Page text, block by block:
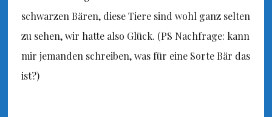
schwarzen Bären, diese Tiere sind wohl ganz selten
zu sehen, wir hatte also Glück. (PS Nachfrage: kann
mir jemanden schreiben, was für eine Sorte Bär das
ist?)